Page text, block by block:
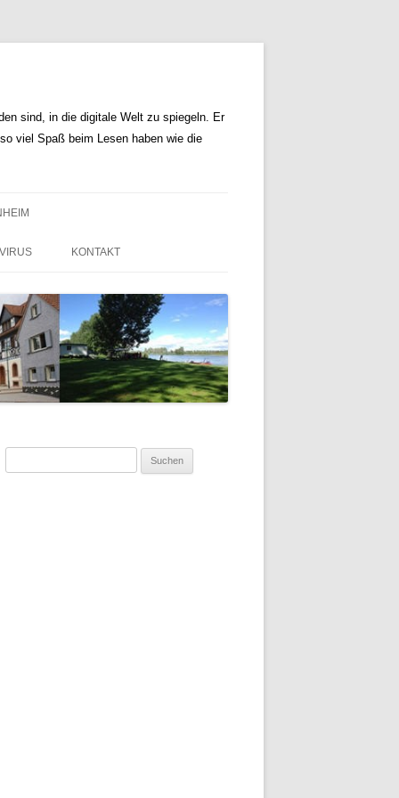
sind, in die digitale Welt zu spiegeln. Er
viel Spaß beim Lesen haben wie die
KONTAKT